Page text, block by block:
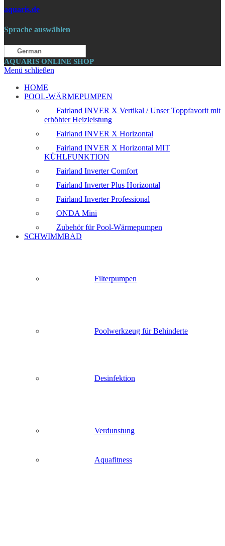
aquaris.de
Sprache auswählen
German
AQUARIS ONLINE SHOP
Menü schließen
HOME
POOL-WÄRMEPUMPEN
Fairland INVER X Vertikal / Unser Toppfavorit mit
erhöhter Heizleistung
Fairland INVER X Horizontal
Fairland INVER X Horizontal MIT
KÜHLFUNKTION
Fairland Inverter Comfort
Fairland Inverter Plus Horizontal
Fairland Inverter Professional
ONDA Mini
Zubehör für Pool-Wärmepumpen
SCHWIMMBAD
Filterpumpen
Poolwerkzeug für Behinderte
Desinfektion
Verdunstung
Aquafitness